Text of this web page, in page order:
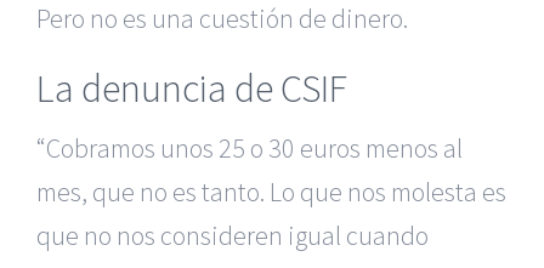
Pero no es una cuestión de dinero.
La denuncia de CSIF
“Cobramos unos 25 o 30 euros menos al
mes, que no es tanto. Lo que nos molesta es
que no nos consideren igual cuando